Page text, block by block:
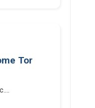
Tor